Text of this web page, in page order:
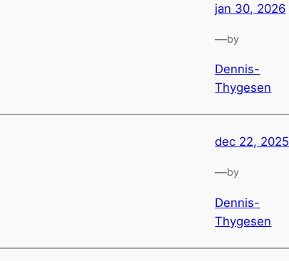
jan 30, 2026
—by
Dennis-
Thygesen
dec 22, 2025
—by
Dennis-
Thygesen